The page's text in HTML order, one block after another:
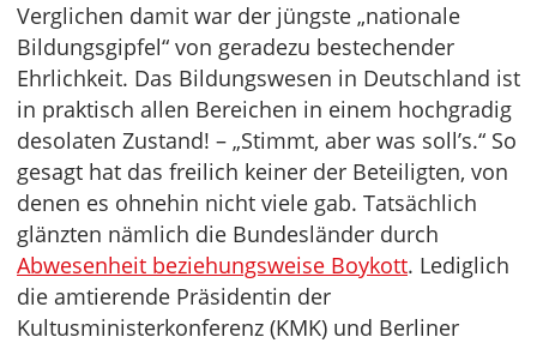
Verglichen damit war der jüngste „nationale
Bildungsgipfel“ von geradezu bestechender
Ehrlichkeit. Das Bildungswesen in Deutschland ist
in praktisch allen Bereichen in einem hochgradig
desolaten Zustand! – „Stimmt, aber was soll’s.“ So
gesagt hat das freilich keiner der Beteiligten, von
denen es ohnehin nicht viele gab. Tatsächlich
glänzten nämlich die Bundesländer durch
Abwesenheit beziehungsweise Boykott. Lediglich
die amtierende Präsidentin der
Kultusministerkonferenz (KMK) und Berliner